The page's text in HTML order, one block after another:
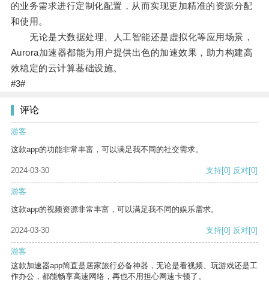
的业务需求进行定制化配置，从而实现更加精准的资源分配
和使用。
无论是大数据处理、人工智能还是虚拟化等应用场景，
Aurora加速器都能为用户提供出色的加速效果，助力构建高
效稳定的云计算基础设施。
#3#
评论
游客
这款app的功能非常丰富，可以满足我不同的社交需求。
2024-03-30 支持[0] 反对[0]
游客
这款app的视频资源非常丰富，可以满足我不同的娱乐需求。
2024-03-30 支持[0] 反对[0]
游客
这款加速器app简直是居家旅行必备神器，无论是看视频、玩游戏还是工
作办公，都能畅享高速网络，再也不用担心网速卡顿了。